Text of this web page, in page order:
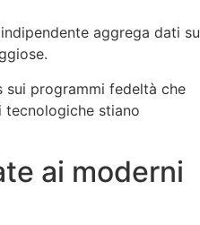
aggrega dati su
sui programmi fedeltà che
tecnologiche stiano
ai moderni